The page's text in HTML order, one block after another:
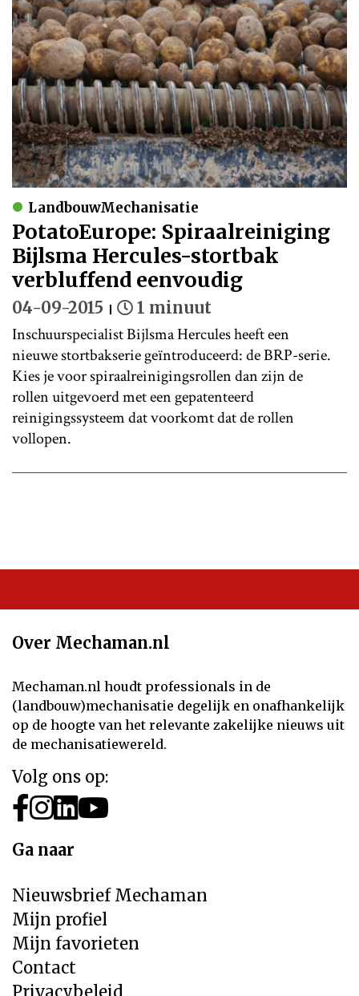
LandbouwMechanisatie
PotatoEurope: Spiraalreiniging
Bijlsma Hercules-stortbak
verbluffend eenvoudig
04-09-2015 1 minuut
Inschuurspecialist Bijlsma Hercules heeft een
nieuwe stortbakserie geïntroduceerd: de BRP-serie.
Kies je voor spiraalreinigingsrollen dan zijn de
rollen uitgevoerd met een gepatenteerd
reinigingssysteem dat voorkomt dat de rollen
vollopen.
Over Mechaman.nl
Mechaman.nl houdt professionals in de
(landbouw)mechanisatie degelijk en onafhankelijk
op de hoogte van het relevante zakelijke nieuws uit
de mechanisatiewereld.
Volg ons op:
Ga naar
Nieuwsbrief Mechaman
Mijn profiel
Mijn favorieten
Contact
Privacybeleid